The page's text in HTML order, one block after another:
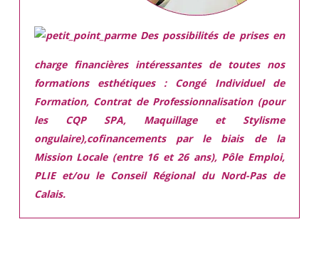
Des possibilités de prises en
charge financières intéressantes de toutes nos
formations esthétiques :Congé Individuel de
Formation, Contrat de Professionnalisation (pour
les CQP SPA, Maquillage et Stylisme
ongulaire),cofinancements par le biais de la
Mission Locale (entre 16 et 26 ans), Pôle Emploi,
PLIE et/ou le Conseil Régional du Nord-Pas de
Calais.